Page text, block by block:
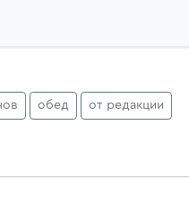
обед от редакции